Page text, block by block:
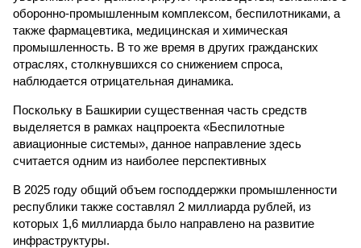
оборонно-промышленным комплексом, беспилотниками, а
также фармацевтика, медицинская и химическая
промышленность. В то же время в других гражданских
отраслях, столкнувшихся со снижением спроса,
наблюдается отрицательная динамика.
Поскольку в Башкирии существенная часть средств
выделяется в рамках нацпроекта «Беспилотные
авиационные системы», данное направление здесь
считается одним из наиболее перспективных
В 2025 году общий объем господдержки промышленности
республики также составлял 2 миллиарда рублей, из
которых 1,6 миллиарда было направлено на развитие
инфраструктуры.